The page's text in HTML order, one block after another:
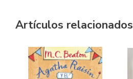
Artículos relacionados